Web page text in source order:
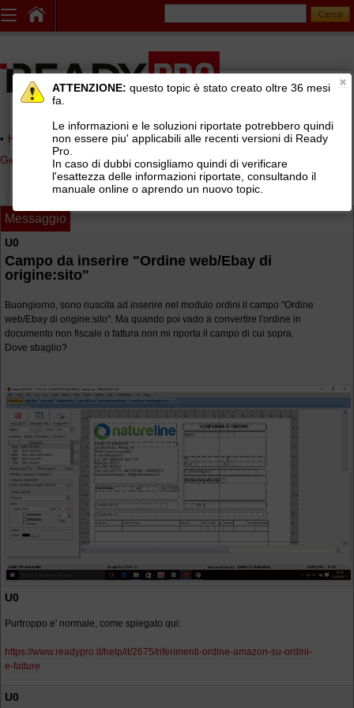
Home page> AREE DI SUPPORTO TECNICO GRATUITO>
Gestionale Ready Pro>Report editor
Messaggio
U0
Campo da inserire "Ordine web/Ebay di
origine:sito"
Buongiorno, sono riuscita ad inserire nel modulo ordini il campo "Ordine
web/Ebay di origine:sito". Ma quando poi vado a convertire l'ordine in
documento non fiscale o fattura non mi riporta il campo di cui sopra.
Dove sbaglio?
U0
Purtroppo e' normale, come spiegato qui:
https://www.readypro.it/help/it/2675/riferimenti-ordine-amazon-su-ordini-
e-fatture
U0
ATTENZIONE: questo topic è stato creato oltre 36 mesi
fa.
Le informazioni e le soluzioni riportate potrebbero quindi
non essere piu' applicabili alle recenti versioni di Ready
Pro.
In caso di dubbi consigliamo quindi di verificare
l'esattezza delle informazioni riportate, consultando il
manuale online o aprendo un nuovo topic.